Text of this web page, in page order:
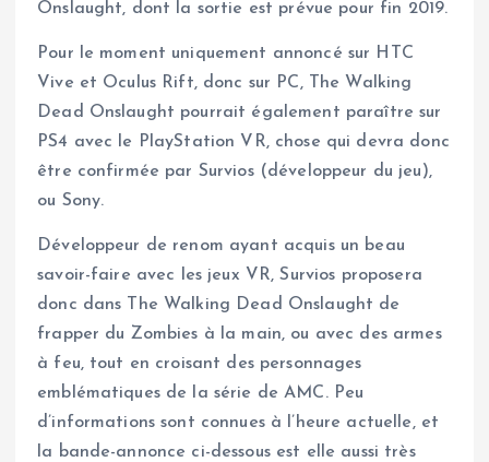
Onslaught, dont la sortie est prévue pour fin 2019.
Pour le moment uniquement annoncé sur HTC
Vive et Oculus Rift, donc sur PC, The Walking
Dead Onslaught pourrait également paraître sur
PS4 avec le PlayStation VR, chose qui devra donc
être confirmée par Survios (développeur du jeu),
ou Sony.
Développeur de renom ayant acquis un beau
savoir-faire avec les jeux VR, Survios proposera
donc dans The Walking Dead Onslaught de
frapper du Zombies à la main, ou avec des armes
à feu, tout en croisant des personnages
emblématiques de la série de AMC. Peu
d’informations sont connues à l’heure actuelle, et
la bande-annonce ci-dessous est elle aussi très